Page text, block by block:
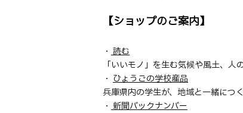
【ショップのご案内】
・ 読む
「いいモノ」を生む気候や風土、人
・ ひょうごの学校産品
兵庫県内の学生が、地域と一緒につ
・ 新聞バックナンバー